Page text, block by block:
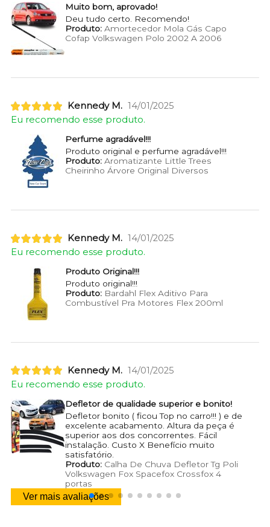
Muito bom, aprovado!
Deu tudo certo. Recomendo!
Produto:Amortecedor Mola Gás Capo
Cofap Volkswagen Polo 2002 A 2006
Kennedy M. 14/01/2025
Eu recomendo esse produto.
Perfume agradável!!!
Produto original e perfume agradável!!!
Produto:Aromatizante Little Trees
Cheirinho Árvore Original Diversos
Kennedy M. 14/01/2025
Eu recomendo esse produto.
Produto Original!!!
Produto original!!!
Produto:Bardahl Flex Aditivo Para
Combustível Pra Motores Flex 200ml
Kennedy M. 14/01/2025
Eu recomendo esse produto.
Defletor de qualidade superior e bonito!
Defletor bonito ( ficou Top no carro!!! ) e de
excelente acabamento. Altura da peça é
superior aos dos concorrentes. Fácil
instalação. Custo X Benefício muito
satisfatório.
Produto:Calha De Chuva Defletor Tg Poli
Volkswagen Fox Spacefox Crossfox 4
portas
Ver mais avaliações